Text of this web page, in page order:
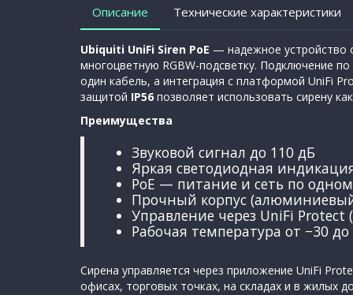
Описание Технические характеристики
Ubiquiti UniFi Siren PoE — надежное устройство
многоцветную RGBW-подсветку. Подключение
один кабель, а интеграция с платформой UniFi
защитой IP56 позволяет использовать сирену
Преимущества
Звуковой сигнал до 110 дБ
Яркая светодиодная
PoE — питание и сеть по
Прочный корпус
Управление через UniFi Protect
Рабочая температура от −30 до
Сирена управляется через приложение UniFi
офисах, торговых точках, на складах и в жилых